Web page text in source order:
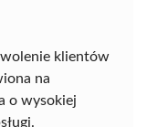
klientów
na
o wysokiej